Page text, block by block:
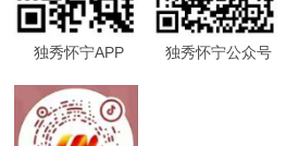
独秀怀宁APP 独秀怀宁公众号